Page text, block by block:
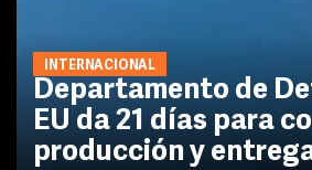
INTERNACIONAL
Departamento de
EU da 21 días para
producción y